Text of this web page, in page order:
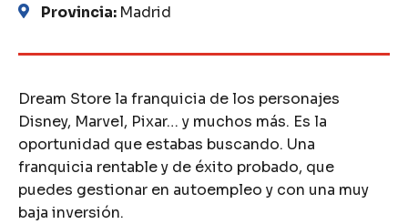
Provincia: Madrid
Dream Store la franquicia de los personajes
Disney, Marvel, Pixar… y muchos más. Es la
oportunidad que estabas buscando. Una
franquicia rentable y de éxito probado, que
puedes gestionar en autoempleo y con una muy
baja inversión.